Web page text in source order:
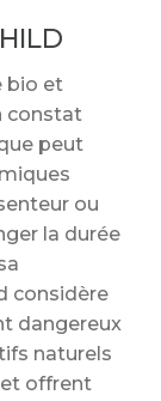
bio et
constat
peut
ou
la durée
considère
dangereux
naturels
offrent